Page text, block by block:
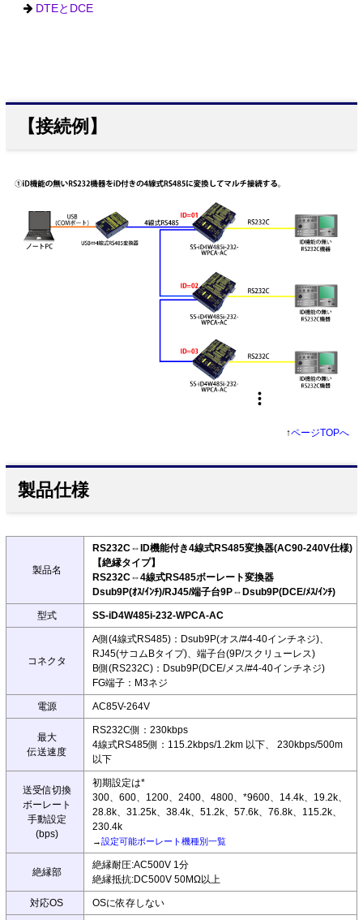
DTEとDCE
【接続例】
↑ページTOPへ
製品仕様
製品名
RS232C⇔ID機能付き4線式RS485変換器(AC90-240V仕様)
【絶縁タイプ】
RS232C⇔4線式RS485ボーレート変換器
Dsub9P(ｵｽ/ｲﾝﾁ)/RJ45/端子台9P⇔Dsub9P(DCE/ﾒｽ/ｲﾝﾁ)
型式 SS-iD4W485i-232-WPCA-AC
コネクタ
A側(4線式RS485)：Dsub9P(オス/#4-40インチネジ)、
RJ45(サコムBタイプ)、端子台(9P/スクリューレス)
B側(RS232C)：Dsub9P(DCE/メス/#4-40インチネジ)
FG端子：M3ネジ
電源 AC85V-264V
最大
伝送速度
RS232C側：230kbps
4線式RS485側：115.2kbps/1.2km 以下、 230kbps/500m
以下
送受信切換
ボーレート
手動設定
(bps)
初期設定は*
300、600、1200、2400、4800、*9600、14.4k、19.2k、
28.8k、31.25k、38.4k、51.2k、57.6k、76.8k、115.2k、
230.4k
→設定可能ボーレート機種別一覧
絶縁部
絶縁耐圧:AC500V 1分
絶縁抵抗:DC500V 50MΩ以上
対応OS OSに依存しない